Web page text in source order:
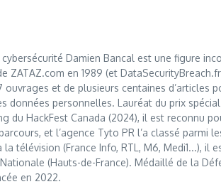
Damien Bancal est une figure
ZATAZ.com en 1989 (et
ouvrages et de plusieurs centaines
personnelles. Lauréat du prix
du HackFest Canada (2024), il est reconnu
et l’agence Tyto PR l’a classé
télévision (France Info, RTL, M6, Medi1...),
(Hauts-de-France). Médaillé de la
en 2022.